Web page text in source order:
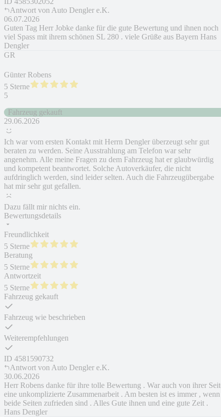
Antwort von Auto Dengler e.K.
06.07.2026
Guten Tag Herr Jobke danke für die gute Bewertung und ihnen noch
viel Spass mit ihrem schönen SL 280 . viele Grüße aus Bayern Hans
Dengler
GR
Günter Robens
5 Sterne
5
Fahrzeug gekauft
29.06.2026
Ich war vom ersten Kontakt mit Herrn Dengler überzeugt sehr gut
beraten zu werden. Seine Ausstrahlung am Telefon war sehr
angenehm. Alle meine Fragen zu dem Fahrzeug hat er glaubwürdig
und kompetent beantwortet. Solche Autoverkäufer, die nicht
aufdringlich werden, sind leider selten. Auch die Fahrzeugübergabe
hat mir sehr gut gefallen.
Dazu fällt mir nichts ein.
Bewertungsdetails
Freundlichkeit
5 Sterne
Beratung
5 Sterne
Antwortzeit
5 Sterne
Fahrzeug gekauft
Fahrzeug wie beschrieben
Weiterempfehlungen
ID 4581590732
Antwort von Auto Dengler e.K.
30.06.2026
Herr Robens danke für ihre tolle Bewertung . War auch von ihrer
eine unkomplizierte Zusammenarbeit . Am besten ist es immer , wenn
beide Seiten zufrieden sind . Alles Gute ihnen und eine gute Zeit .
Hans Dengler